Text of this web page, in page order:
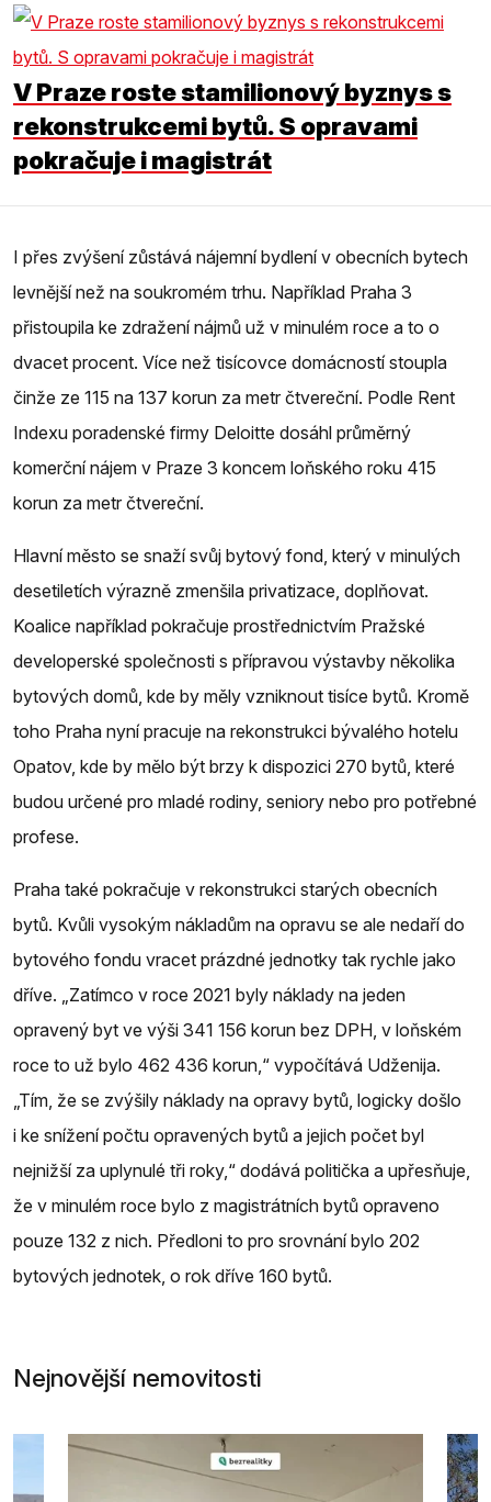
V Praze roste stamilionový byznys s
rekonstrukcemi bytů. S opravami
pokračuje i magistrát
I přes zvýšení zůstává nájemní bydlení v obecních bytech
levnější než na soukromém trhu. Například Praha 3
přistoupila ke zdražení nájmů už v minulém roce a to o
dvacet procent. Více než tisícovce domácností stoupla
činže ze 115 na 137 korun za metr čtvereční. Podle Rent
Indexu poradenské firmy Deloitte dosáhl průměrný
komerční nájem v Praze 3 koncem loňského roku 415
korun za metr čtvereční.
Hlavní město se snaží svůj bytový fond, který v minulých
desetiletích výrazně zmenšila privatizace, doplňovat.
Koalice například pokračuje prostřednictvím Pražské
developerské společnosti s přípravou výstavby několika
bytových domů, kde by měly vzniknout tisíce bytů. Kromě
toho Praha nyní pracuje na rekonstrukci bývalého hotelu
Opatov, kde by mělo být brzy k dispozici 270 bytů, které
budou určené pro mladé rodiny, seniory nebo pro potřebné
profese.
Praha také pokračuje v rekonstrukci starých obecních
bytů. Kvůli vysokým nákladům na opravu se ale nedaří do
bytového fondu vracet prázdné jednotky tak rychle jako
dříve. „Zatímco v roce 2021 byly náklady na jeden
opravený byt ve výši 341 156 korun bez DPH, v loňském
roce to už bylo 462 436 korun,“ vypočítává Udženija.
„Tím, že se zvýšily náklady na opravy bytů, logicky došlo
i ke snížení počtu opravených bytů a jejich počet byl
nejnižší za uplynulé tři roky,“ dodává politička a upřesňuje,
že v minulém roce bylo z magistrátních bytů opraveno
pouze 132 z nich. Předloni to pro srovnání bylo 202
bytových jednotek, o rok dříve 160 bytů.
Nejnovější nemovitosti